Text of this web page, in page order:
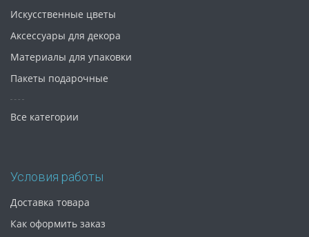
Искусственные цветы
Аксессуары для декора
Материалы для упаковки
Пакеты подарочные
Все категории
Условия работы
Доставка товара
Как оформить заказ